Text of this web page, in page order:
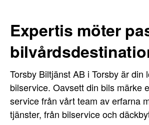
Expertis möter
Torsby Biltjänst AB i Torsby är
bilservice. Oavsett din bils märke
service från vårt team av erfarna
tjänster, från bilservice och